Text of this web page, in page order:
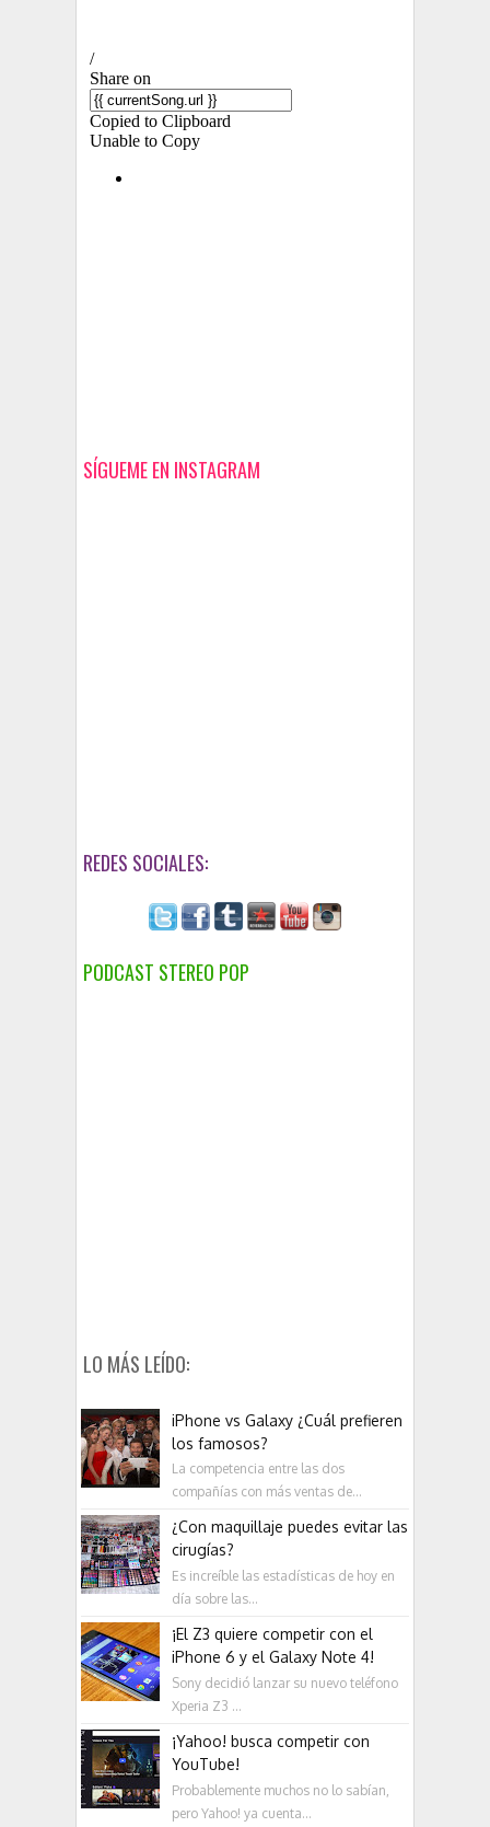
SÍGUEME EN INSTAGRAM
REDES SOCIALES:
PODCAST STEREO POP
LO MÁS LEÍDO:
iPhone vs Galaxy ¿Cuál prefieren
los famosos?
La competencia entre las dos
compañías con más ventas de...
¿Con maquillaje puedes evitar las
cirugías?
Es increíble las estadísticas de hoy en
día sobre las...
¡El Z3 quiere competir con el
iPhone 6 y el Galaxy Note 4!
Sony decidió lanzar su nuevo teléfono
Xperia Z3 ...
¡Yahoo! busca competir con
YouTube!
Probablemente muchos no lo sabían,
pero Yahoo! ya cuenta...